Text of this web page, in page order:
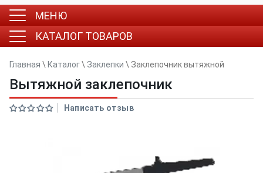
МЕНЮ
КАТАЛОГ ТОВАРОВ
Главная \ Каталог\ Заклепки \ Заклепочник вытяжной
Вытяжной заклепочник
Написать отзыв